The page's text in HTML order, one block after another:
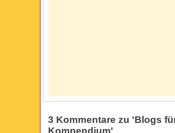
3 Kommentare zu 'Blogs
Kompendium'